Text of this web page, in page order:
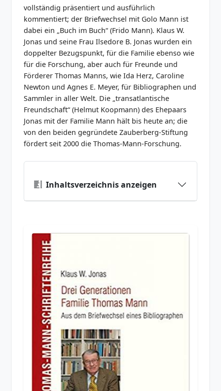
vollständig präsentiert und ausführlich
kommentiert; der Briefwechsel mit Golo Mann ist
dabei ein „Buch im Buch“ (Frido Mann). Klaus W.
Jonas und seine Frau Ilsedore B. Jonas wurden ein
doppelter Bezugspunkt, für die Familie ebenso wie
für die Forschung, aber auch für Freunde und
Förderer Thomas Manns, wie Ida Herz, Caroline
Newton und Agnes E. Meyer, für Bibliographen und
Sammler in aller Welt. Die „transatlantische
Freundschaft“ (Helmut Koopmann) des Ehepaars
Jonas mit der Familie Mann hält bis heute an; die
von den beiden gegründete Zauberberg-Stiftung
fördert seit 2000 die Thomas-Mann-Forschung.
Inhaltsverzeichnis anzeigen